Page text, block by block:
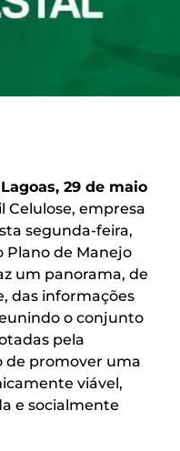
29 de maio
Celulose, empresa
segunda-feira,
Plano de Manejo
um panorama, de
das informações
o conjunto
pela
de promover uma
viável,
e socialmente